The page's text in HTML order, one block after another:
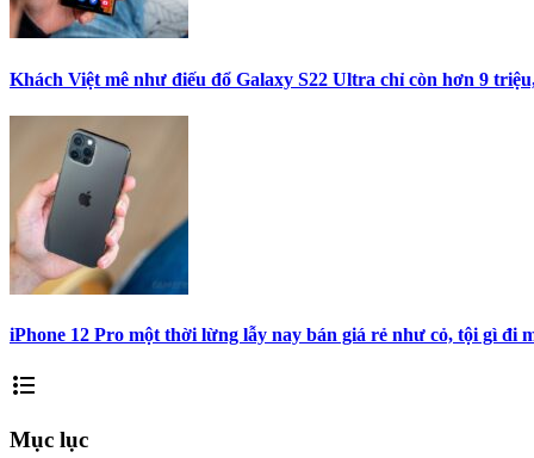
Khách Việt mê như điếu đổ Galaxy S22 Ultra chỉ còn hơn 9
iPhone 12 Pro một thời lừng lẫy nay bán giá rẻ như cỏ, tội gì đi
format_list_bulleted
Mục lục